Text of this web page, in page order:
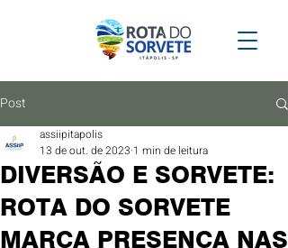
Post
DIVERSÃO E SORVETE:
ROTA DO SORVETE
MARCA PRESENÇA NAS
assiipitapolis
13 de out. de 2023 1 min de leitura